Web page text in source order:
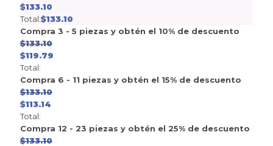
$133.10
Total:$133.10
Compra 3 - 5 piezas y obtén el 10% de descuento
$133.10
$119.79
Total:
Compra 6 - 11 piezas y obtén el 15% de descuento
$133.10
$113.14
Total:
Compra 12 - 23 piezas y obtén el 25% de descuento
$133.10